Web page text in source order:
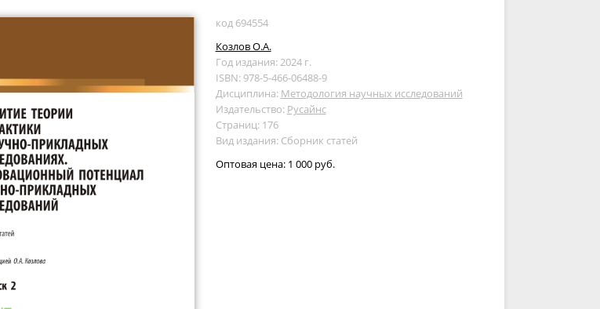
код 694554
Козлов О.А.
Год издания: 2024 г.
ISBN: 978-5-466-06488-9
Дисциплина: Методология научных исследований
Издательство: Русайнс
Страниц: 176
Вид издания: Сборник статей
Оптовая цена: 1 000 руб.